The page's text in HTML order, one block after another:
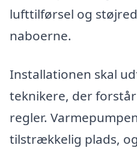
lufttilførsel og
naboerne.
Installationen skal
teknikere, der
regler.
tilstrækkelig plads,